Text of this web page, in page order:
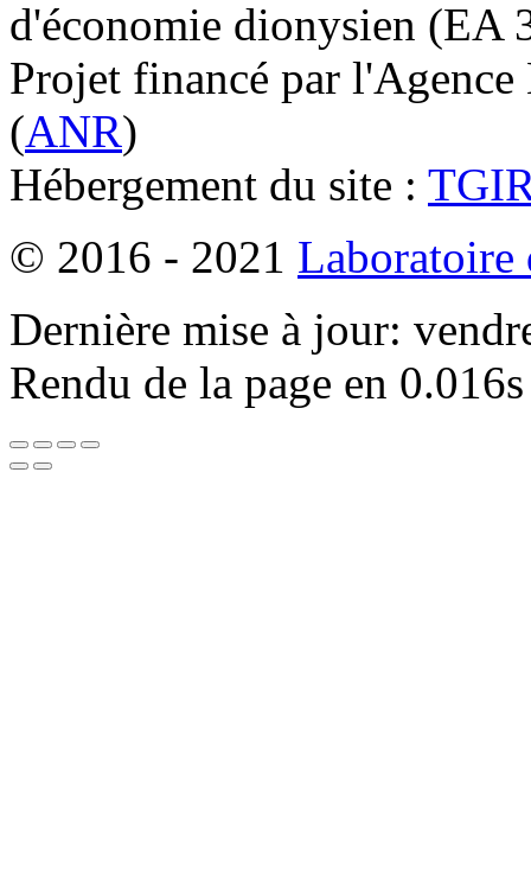
d'économie dionysien
Projet financé par l'Agence
(ANR)
Hébergement du site :
© 2016 - 2021 Laboratoire
Dernière mise à jour:
Rendu de la page en 0.016s